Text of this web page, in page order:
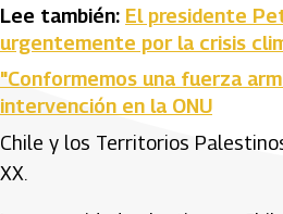
Lee también: El presidente
urgentemente por la crisis
"Conformemos una fuerza
intervención en la ONU
Chile y los Territorios
XX.